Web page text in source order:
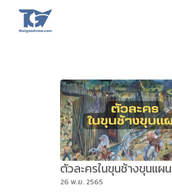
content
ตัวละครในขุนช้างขุนแผน
26 พ.ย. 2565